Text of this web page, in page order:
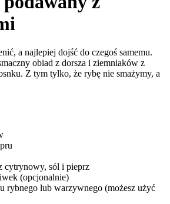
a najlepiej dojść do czegoś samemu.
obiad z dorsza i ziemniaków z
Z tym tylko, że rybę nie smażymy, a
cytrynowy, sól i pieprz
(opcjonalnie)
rybnego lub warzywnego (możesz użyć